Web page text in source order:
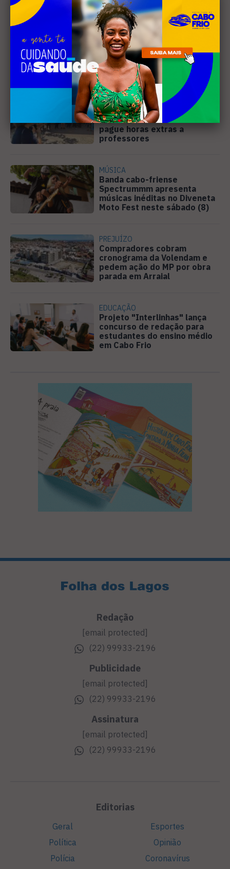
Leia Também
EDUCAÇÃO
Justiça determina que
Prefeitura de Cabo Frio
pague horas extras a
professores
MÚSICA
Banda cabo-friense
Spectrummm apresenta
músicas inéditas no Diveneta
Moto Fest neste sábado (8)
PREJUÍZO
Compradores cobram
cronograma da Volendam e
pedem ação do MP por obra
parada em Arraial
EDUCAÇÃO
Projeto "Interlinhas" lança
concurso de redação para
estudantes do ensino médio
em Cabo Frio
Redação
[email protected]
(22) 99933-2196
Publicidade
[email protected]
(22) 99933-2196
Assinatura
[email protected]
(22) 99933-2196
Editorias
Geral
Política
Polícia
Esportes
Opinião
Coronavírus